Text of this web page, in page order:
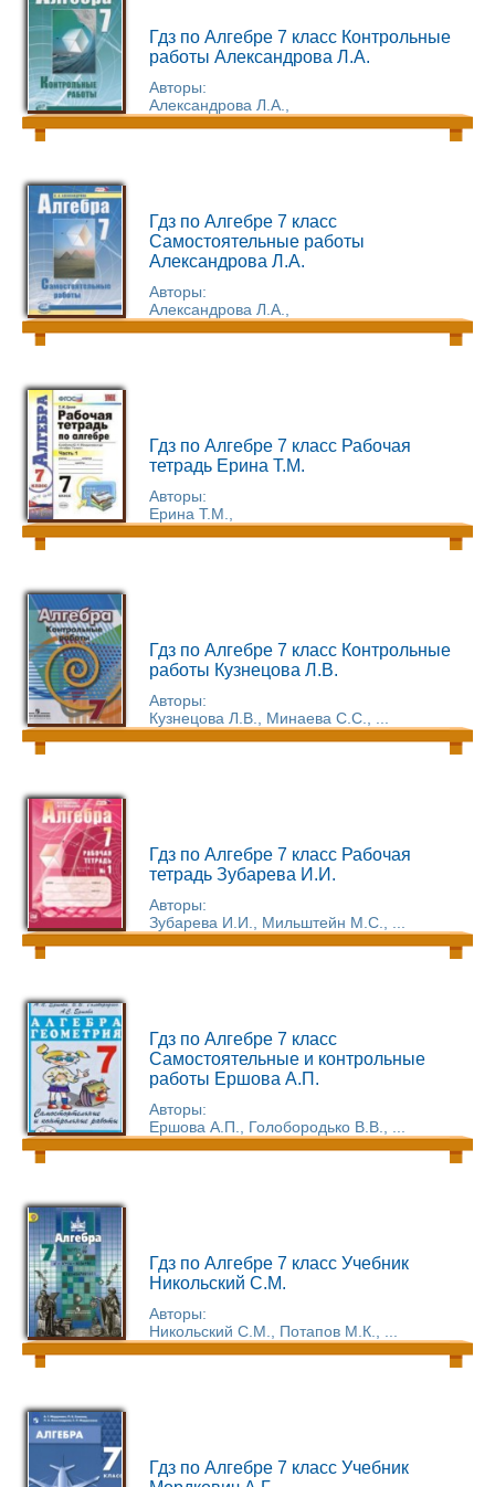
Гдз по Алгебре 7 класс Контрольные
работы Александрова Л.А.
Авторы:
Александрова Л.А.,
Гдз по Алгебре 7 класс
Самостоятельные работы
Александрова Л.А.
Авторы:
Александрова Л.А.,
Гдз по Алгебре 7 класс Рабочая
тетрадь Ерина Т.М.
Авторы:
Ерина Т.М.,
Гдз по Алгебре 7 класс Контрольные
работы Кузнецова Л.В.
Авторы:
Кузнецова Л.В., Минаева С.С., ...
Гдз по Алгебре 7 класс Рабочая
тетрадь Зубарева И.И.
Авторы:
Зубарева И.И., Мильштейн М.С., ...
Гдз по Алгебре 7 класс
Самостоятельные и контрольные
работы Ершова А.П.
Авторы:
Ершова А.П., Голобородько В.В., ...
Гдз по Алгебре 7 класс Учебник
Никольский С.М.
Авторы:
Никольский С.М., Потапов М.К., ...
Гдз по Алгебре 7 класс Учебник